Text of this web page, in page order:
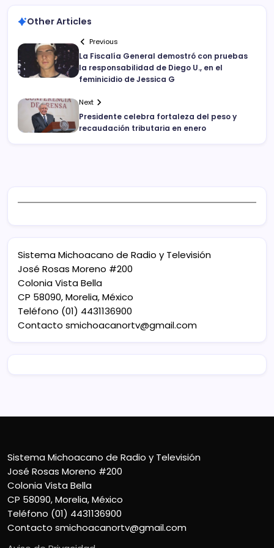
Other Articles
Previous
La Fiscalía General demostró con pruebas
la responsabilidad de Diego U., en el
feminicidio de Jessica G
Next
Presidente celebra fortaleza del peso y
recaudación tributaria en enero
Sistema Michoacano de Radio y Televisión
José Rosas Moreno #200
Colonia Vista Bella
CP 58090, Morelia, México
Teléfono (01) 4431136900
Contacto smichoacanortv@gmail.com
Sistema Michoacano de Radio y Televisión
José Rosas Moreno #200
Colonia Vista Bella
CP 58090, Morelia, México
Teléfono (01) 4431136900
Contacto smichoacanortv@gmail.com